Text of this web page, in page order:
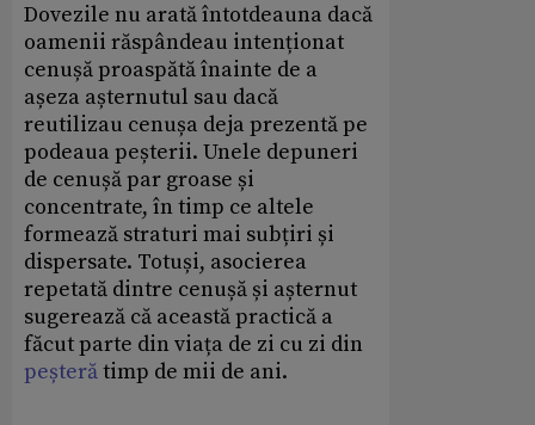
Dovezile nu arată întotdeauna dacă
oamenii răspândeau intenționat
cenușă proaspătă înainte de a
așeza așternutul sau dacă
reutilizau cenușa deja prezentă pe
podeaua peșterii. Unele depuneri
de cenușă par groase și
concentrate, în timp ce altele
formează straturi mai subțiri și
dispersate. Totuși, asocierea
repetată dintre cenușă și așternut
sugerează că această practică a
făcut parte din viața de zi cu zi din
peșterătimp de mii de ani.